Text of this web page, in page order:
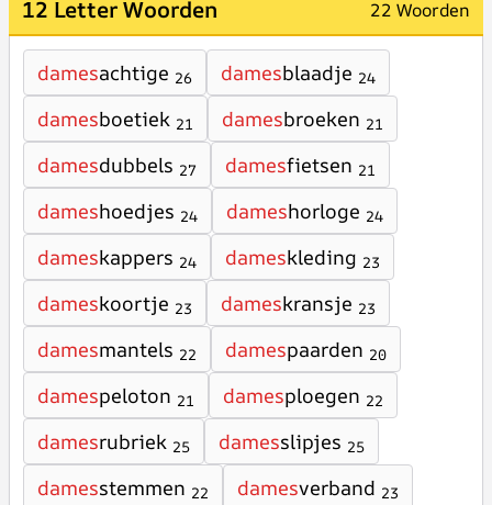
12 Letter Woorden 22 Woorden
damesachtige 26 damesblaadje 24
damesboetiek 21 damesbroeken 21
damesdubbels 27 damesfietsen 21
dameshoedjes 24 dameshorloge 24
dameskappers 24 dameskleding 23
dameskoortje 23 dameskransje 23
damesmantels 22 damespaarden 20
damespeloton 21 damesploegen 22
damesrubriek 25 damesslipjes 25
damesstemmen 22 damesverband 23